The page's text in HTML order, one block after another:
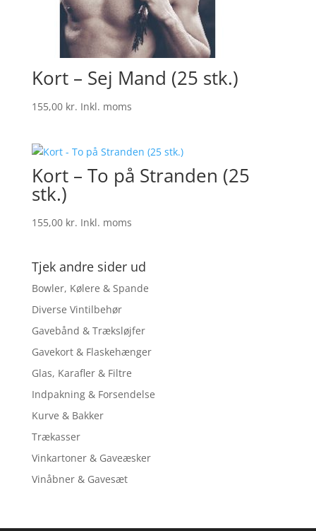
Kort – Sej Mand (25 stk.)
155,00 kr. Inkl. moms
Kort – To på Stranden (25
stk.)
155,00 kr. Inkl. moms
Tjek andre sider ud
Bowler, Kølere & Spande
Diverse Vintilbehør
Gavebånd & Træksløjfer
Gavekort & Flaskehænger
Glas, Karafler & Filtre
Indpakning & Forsendelse
Kurve & Bakker
Trækasser
Vinkartoner & Gaveæsker
Vinåbner & Gavesæt